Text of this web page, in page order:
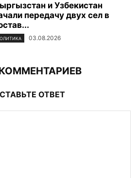
и Узбекистан
передачу двух сел в
03.08.2026
ОТВЕТ